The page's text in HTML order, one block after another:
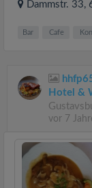
Dammstr. 33,
Bar Cafe
Hotel &
vor 7